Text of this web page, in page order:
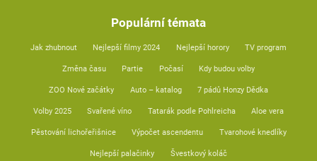
Populární témata
Jak zhubnout Nejlepší filmy 2024 Nejlepší horory TV program
Změna času Partie Počasí Kdy budou volby
ZOO Nové začátky Auto – katalog 7 pádů Honzy Dědka
Volby 2025 Svařené víno Tatarák podle Pohlreicha Aloe vera
Pěstování lichořeřišnice Výpočet ascendentu Tvarohové knedlíky
Nejlepší palačinky Švestkový koláč